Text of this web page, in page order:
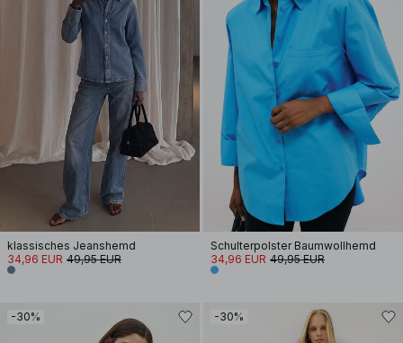
klassisches Jeanshemd
34,96 EUR 49,95 EUR
Schulterpolster Baumwollhemd
34,96 EUR 49,95 EUR
-30% -30%